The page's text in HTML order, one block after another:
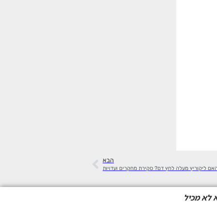
הבא
ליקוריץ מעלה לחץ דם? סקירת מחקרים ועדויות
לא מכיל